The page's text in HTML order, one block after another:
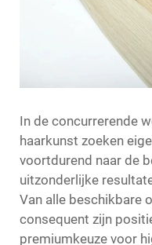
In de concurrerende
haarkunst zoeken
voortdurend naar de
uitzonderlijke
Van alle beschikbare
consequent zijn
premiumkeuze voor